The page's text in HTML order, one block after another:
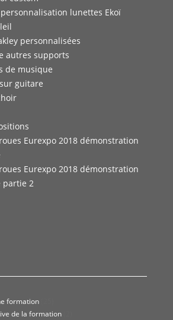
lunettes Ekoï
personnalisées
autres supports
de musique
guitare
Eurexpo 2018 démonstration
Eurexpo 2018 démonstration
partie 2
formation
de la formation